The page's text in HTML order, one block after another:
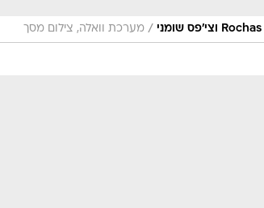
/ מערכת וואלה, צילום מסך